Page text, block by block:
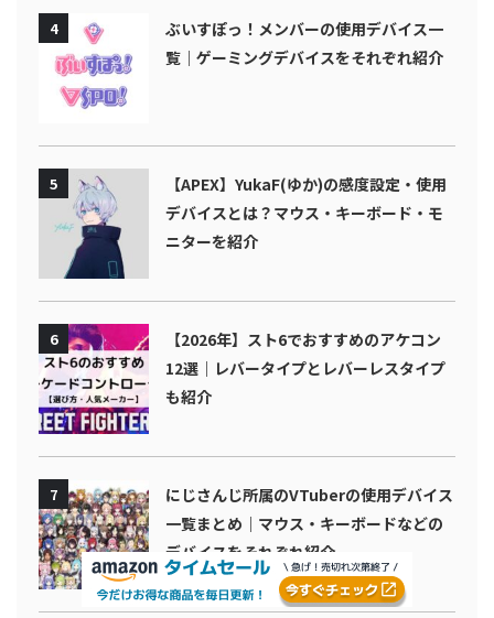
4
ぶいすぽっ！メンバーの使用デバイス一
覧｜ゲーミングデバイスをそれぞれ紹介
5
【APEX】YukaF(ゆか)の感度設定・使用
デバイスとは？マウス・キーボード・モ
ニターを紹介
6
【2026年】スト6でおすすめのアケコン
12選｜レバータイプとレバーレスタイプ
も紹介
7
にじさんじ所属のVTuberの使用デバイス
一覧まとめ｜マウス・キーボードなどの
デバイスをそれぞれ紹介